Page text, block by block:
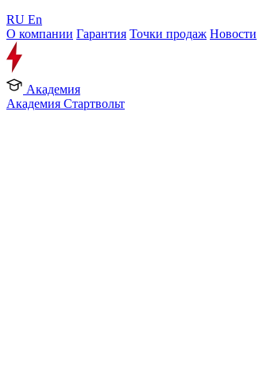
RU En
О компании Гарантия Точки продаж Новости
Академия
Академия Стартвольт